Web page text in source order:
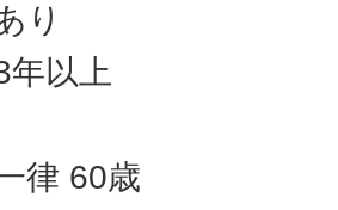
り
年以上
律 60歳